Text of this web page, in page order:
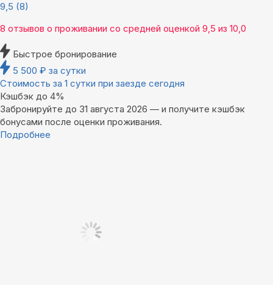
9,5 (8)
8 отзывов о проживании со средней оценкой 9,5 из 10,0
Быстрое бронирование
5 500 ₽ за сутки
Стоимость за 1 сутки при заезде сегодня
Кэшбэк до 4%
Забронируйте до 31 августа 2026 — и получите кэшбэк
бонусами после оценки проживания.
Подробнее